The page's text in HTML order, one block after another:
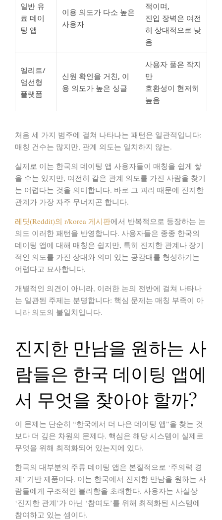
일반 유
료 데이
팅 앱
이용 의도가 다소 높은
사용자
적이며,
진입 장벽은 여전
히 상대적으로 낮
음
엘리트/
엄선형
플랫폼
신원 확인을 거친, 이
용 의도가 높은 싱글
사용자 풀은 작지
만
호환성이 현저히
높음
처음 세 가지 범주에 걸쳐 나타나는 패턴은 일관적입니다:
매칭 건수는 많지만, 관계 의도는 일치하지 않는.
실제로 이는 한국의 데이팅 앱 사용자들이 매칭을 쉽게 쌓
을 수는 있지만, 여전히 같은 관계 의도를 가진 사람을 찾기
는 어렵다는 것을 의미합니다. 바로 그 괴리 때문에 진지한
관계가 가장 자주 무너지곤 합니다.
레딧(Reddit)의 r/korea 게시판에서 반복적으로 등장하는 논
의도 이러한 패턴을 반영합니다. 사용자들은 종종 한국의
데이팅 앱에 대해 매칭은 쉽지만, 특히 진지한 관계나 장기
적인 의도를 가진 상대와 의미 있는 공감대를 형성하기는
어렵다고 묘사합니다.
개별적인 의견이 아니라, 이러한 논의 전반에 걸쳐 나타나
는 일관된 주제는 분명합니다: 핵심 문제는 매칭 부족이 아
니라 의도의 불일치입니다.
진지한 만남을 원하는 사
람들은 한국 데이팅 앱에
서 무엇을 찾아야 할까?
이 문제는 단순히 “한국에서 더 나은 데이팅 앱”을 찾는 것
보다 더 깊은 차원의 문제다. 핵심은 해당 시스템이 실제로
무엇을 위해 최적화되어 있는지에 있다.
한국의 대부분의 주류 데이팅 앱은 본질적으로 ‘주의력 경
제’ 기반 제품이다. 이는 한국에서 진지한 만남을 원하는 사
람들에게 구조적인 불리함을 초래한다. 사용자는 사실상
‘진지한 관계’가 아닌 ‘참여도’를 위해 최적화된 시스템에
참여하고 있는 셈이다.